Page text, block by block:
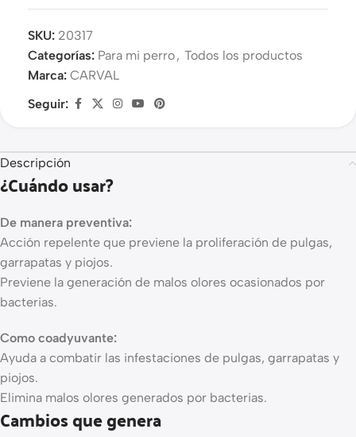
SKU: 20317
Categorías: Para mi perro, Todos los productos
Marca: CARVAL
Seguir:
Descripción
¿Cuándo usar?
De manera preventiva:
Acción repelente que previene la proliferación de pulgas,
garrapatas y piojos.
Previene la generación de malos olores ocasionados por
bacterias.
Como coadyuvante:
Ayuda a combatir las infestaciones de pulgas, garrapatas y
piojos.
Elimina malos olores generados por bacterias.
Cambios que genera